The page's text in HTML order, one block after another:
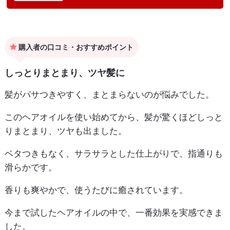
購入者の口コミ・おすすめポイント
しっとりまとまり、ツヤ髪に
髪がパサつきやすく、まとまらないのが悩みでした。
このヘアオイルを使い始めてから、髪が驚くほどしっと
りまとまり、ツヤも出ました。
ベタつきもなく、サラサラとした仕上がりで、指通りも
滑らかです。
香りも爽やかで、使うたびに癒されています。
今まで試したヘアオイルの中で、一番効果を実感できま
した。